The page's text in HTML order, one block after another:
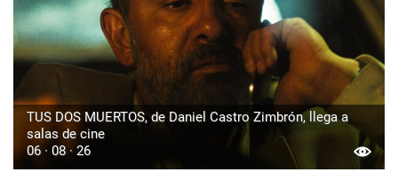
TUS DOS MUERTOS, de Daniel Castro Zimbrón, llega a
salas de cine
06 · 08 · 26